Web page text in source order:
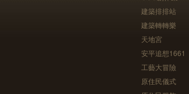
建築排排站
建築轉轉樂
天地宮
安平追想1661
工藝大冒險
原住民儀式